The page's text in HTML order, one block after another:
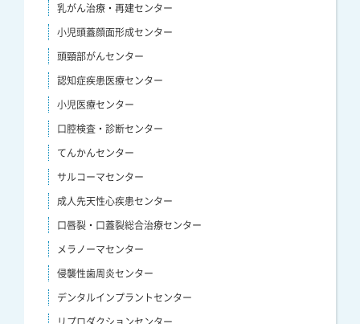
乳がん治療・再建センター
小児頭蓋顔面形成センター
頭頸部がんセンター
認知症疾患医療センター
小児医療センター
口腔検査・診断センター
てんかんセンター
サルコーマセンター
成人先天性心疾患センター
口唇裂・口蓋裂総合治療センター
メラノーマセンター
侵襲性歯周炎センター
デンタルインプラントセンター